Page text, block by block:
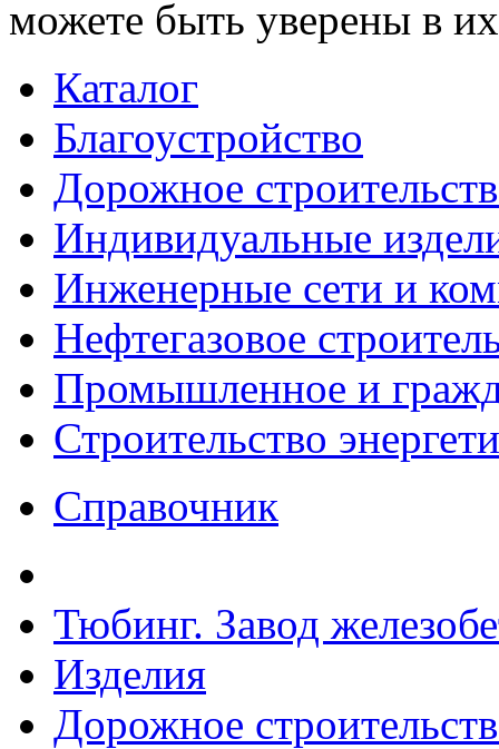
можете быть уверены в их
Каталог
Благоустройство
Дорожное
Индивидуальные
Инженерные сети и
Нефтегазовое
Промышленное и
Строительство
Справочник
Тюбинг. Завод
Изделия
Дорожное